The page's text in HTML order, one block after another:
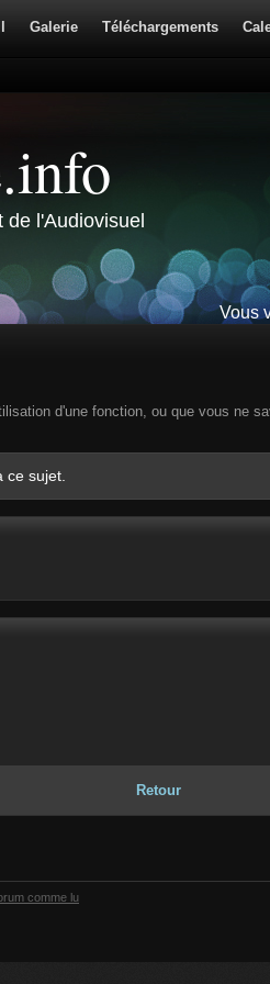
Galerie Téléchargements
l'Audiovisuel
Vous
d'une fonction, ou que vous ne
sujet.
Retour
comme lu